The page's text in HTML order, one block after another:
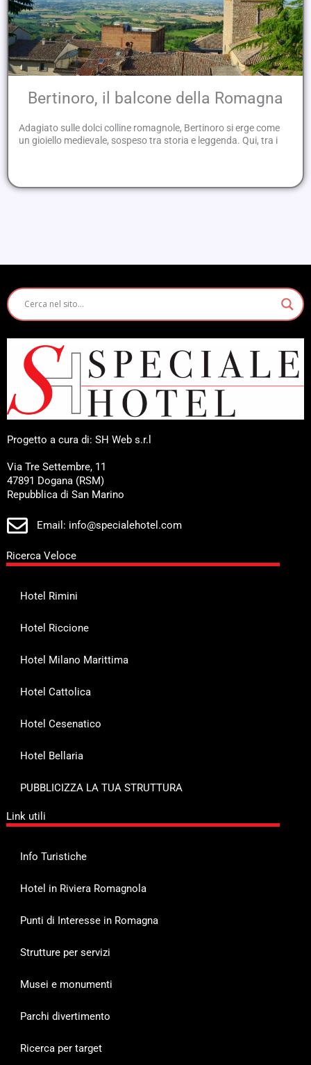
Bertinoro, il balcone della Romagna
Adagiato sulle dolci colline romagnole, Bertinoro si erge come
un gioiello medievale, sospeso tra storia e leggenda. Qui, tra i
Progetto a cura di: SH Web s.r.l
Via Tre Settembre, 11
47891 Dogana (RSM)
Repubblica di San Marino
Email: info@specialehotel.com
Ricerca Veloce
Hotel Rimini
Hotel Riccione
Hotel Milano Marittima
Hotel Cattolica
Hotel Cesenatico
Hotel Bellaria
PUBBLICIZZA LA TUA STRUTTURA
Link utili
Info Turistiche
Hotel in Riviera Romagnola
Punti di Interesse in Romagna
Strutture per servizi
Musei e monumenti
Parchi divertimento
Ricerca per target